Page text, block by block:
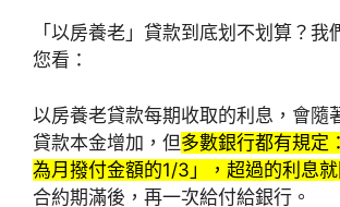
「以房養老」貸款到底划不划算？我
您看：
以房養老貸款每期收取的利息，會隨
貸款本金增加，但多數銀行都有規定
為月撥付金額的1/3」，超過的利息就
合約期滿後，再一次給付給銀行。